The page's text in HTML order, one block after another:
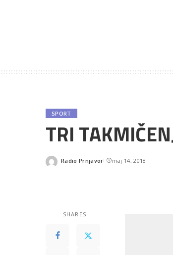
SPORT
TRI
Posted
Radio Prnjavor maj 14, 2018
SHARES